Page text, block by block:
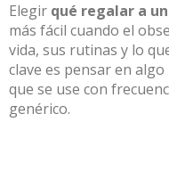
Elegir qué regalar a
más fácil cuando el
vida, sus rutinas y lo
clave es pensar en
que se use con
genérico.